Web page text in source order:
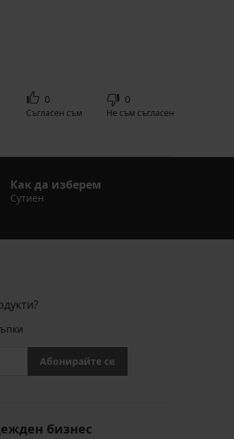
0
Съгласен съм
0
Не съм съгласен
Как да изберем
Сутиен
Абонирайте се
бизнес